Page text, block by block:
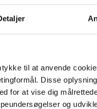
til at anvende
Disse
for at vise dig
og
Pernille Bülow.
køkken med
og badeværelse.
samt egen grill